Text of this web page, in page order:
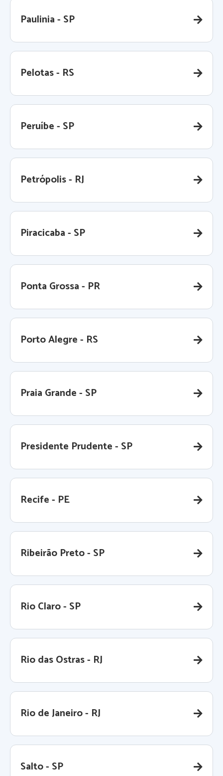
Paulinia - SP
Pelotas - RS
Peruíbe - SP
Petrópolis - RJ
Piracicaba - SP
Ponta Grossa - PR
Porto Alegre - RS
Praia Grande - SP
Presidente Prudente - SP
Recife - PE
Ribeirão Preto - SP
Rio Claro - SP
Rio das Ostras - RJ
Rio de Janeiro - RJ
Salto - SP